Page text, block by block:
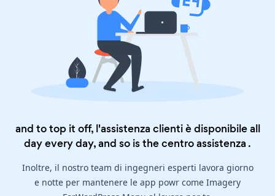
and to top it off, l'assistenza clienti è disponibile all
day every day, and so is thecentro assistenza .
Inoltre, il nostro team di ingegneri esperti lavora giorno
e notte per mantenere le app powr come Imagery